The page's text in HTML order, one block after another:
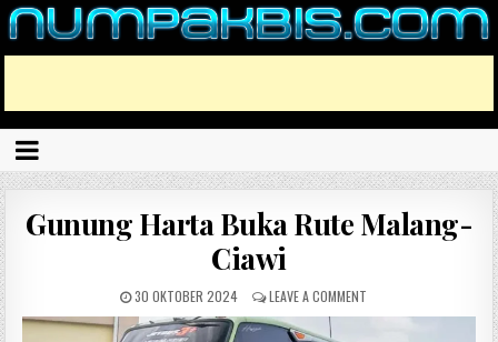
Gunung Harta Buka Rute Malang-
Ciawi
30 OKTOBER 2024 LEAVE A COMMENT